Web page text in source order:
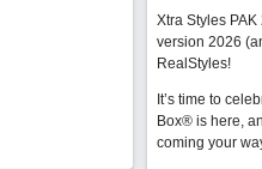
Xtra Styles
version 2026
RealStyles!
It’s time to
Box® is here,
coming your